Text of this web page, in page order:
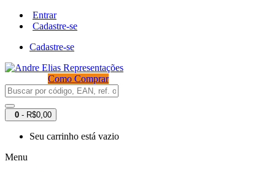
Entrar
Cadastre-se
Cadastre-se
Como Comprar
0 - R$0,00
Seu carrinho está vazio
Menu